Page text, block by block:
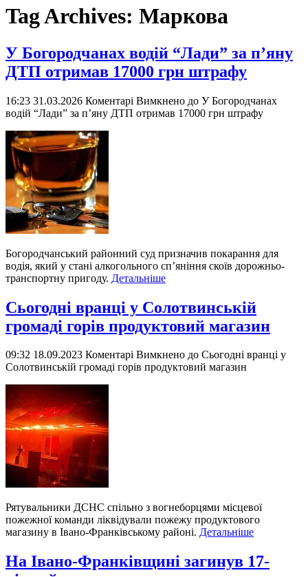
Tag Archives: Маркова
У Богородчанах водій “Лади” за п’яну
ДТП отримав 17000 грн штрафу
16:23 31.03.2026 Коментарі Вимкнено до У Богородчанах
водій “Лади” за п’яну ДТП отримав 17000 грн штрафу
Богородчанський районний суд призначив покарання для
водія, який у стані алкогольного сп’яніння скоїв дорожньо-
транспортну пригоду. Детальніше
Сьогодні вранці у Солотвинській
громаді горів продуктовий магазин
09:32 18.09.2023 Коментарі Вимкнено до Сьогодні вранці у
Солотвинській громаді горів продуктовий магазин
Рятувальники ДСНС спільно з вогнеборцями місцевої
пожежної команди ліквідували пожежу продуктового
магазину в Івано-Франківському районі. Детальніше
На Івано-Франківщині загинув 17-